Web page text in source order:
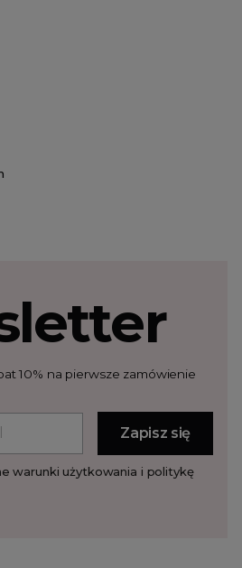
10% na pierwsze zamówienie
warunki użytkowania i politykę